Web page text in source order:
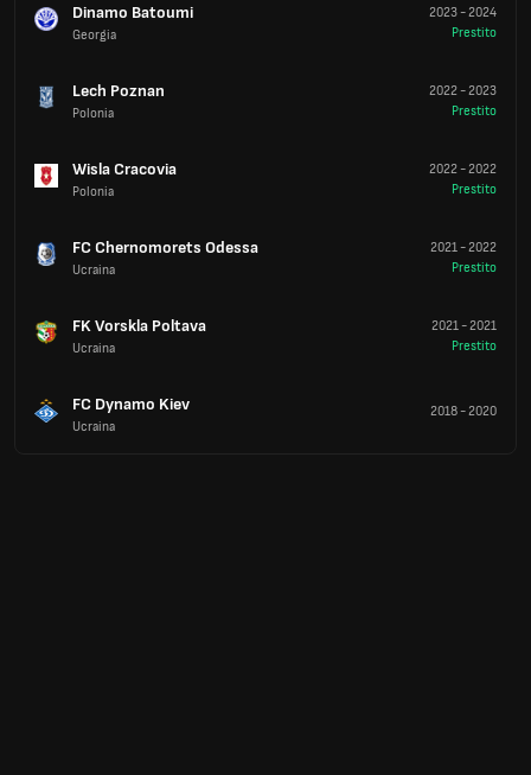
Dinamo Batoumi
Georgia
2023-2024
Prestito
Lech Poznan
Polonia
2022-2023
Prestito
Wisla Cracovia
Polonia
2022-2022
Prestito
FC Chernomorets Odessa
Ucraina
2021-2022
Prestito
FK Vorskla Poltava
Ucraina
2021-2021
Prestito
FC Dynamo Kiev
Ucraina
2018-2020